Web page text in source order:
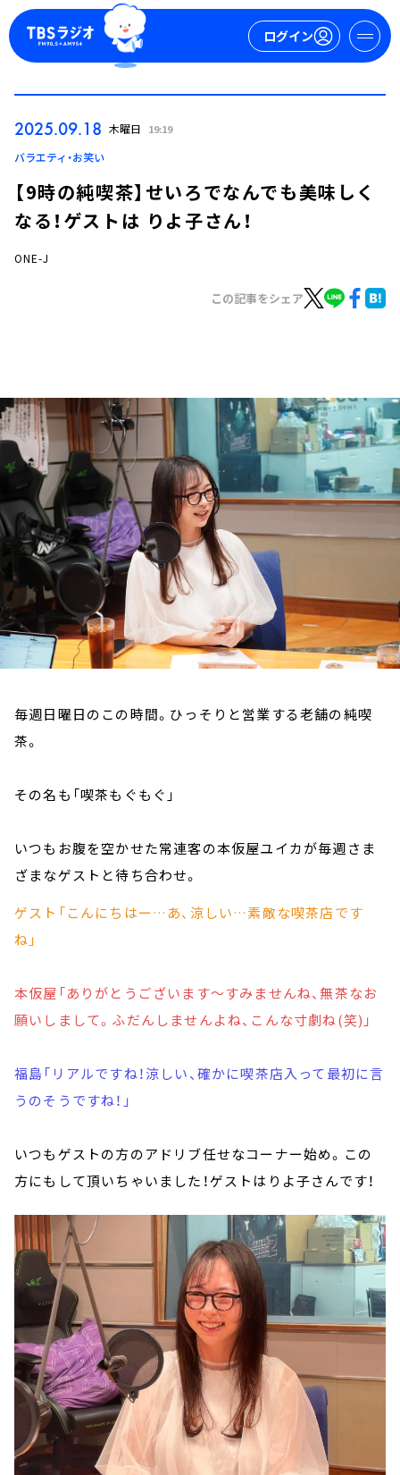
ログイン
ログイン
お知らせ
イベント・グッズ
YouTube
会社情報
2025.09.18 木曜日 19:19
バラエティ・お笑い
【9時の純喫茶】せいろでなんでも美味しく
なる！ゲストは りよ子さん！
ONE-J
この記事をシェア
毎週日曜日のこの時間。ひっそりと営業する老舗の純喫
茶。
その名も「喫茶もぐもぐ」
いつもお腹を空かせた常連客の本仮屋ユイカが毎週さま
ざまなゲストと待ち合わせ。
ゲスト「こんにちはー…あ、涼しい…素敵な喫茶店です
ね」
本仮屋「ありがとうございます～すみませんね、無茶なお
願いしまして。ふだんしませんよね、こんな寸劇ね(笑)」
福島「リアルですね！涼しい、確かに喫茶店入って最初に言
うのそうですね！」
いつもゲストの方のアドリブ任せなコーナー始め。この
方にもして頂いちゃいました！ゲストはりよ子さんです！